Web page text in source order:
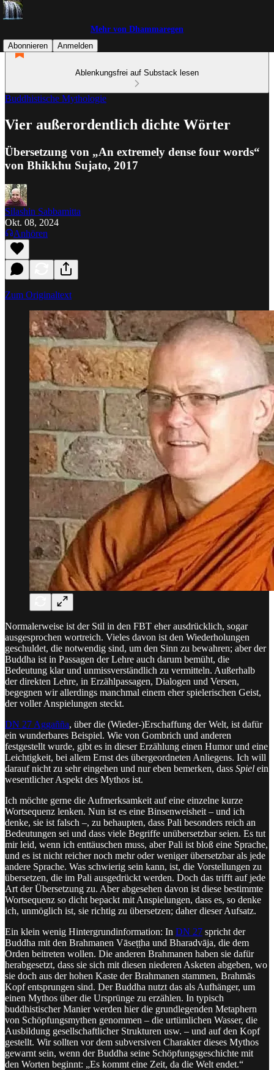
Mehr von Dhammaregen
Abonnieren
Anmelden
Ablenkungsfrei auf Substack lesen
Buddhistische Mythologie
Vier außerordentlich dichte Wörter
Übersetzung von „An extremely dense four words“
von Bhikkhu Sujato, 2017
Silashin Sabbamitta
Okt. 08, 2024
Anhören
Zum Originaltext
Normalerweise ist der Stil in den FBT eher ausdrücklich, sogar
ausgesprochen wortreich. Vieles davon ist den Wiederholungen
geschuldet, die notwendig sind, um den Sinn zu bewahren; aber der
Buddha ist in Passagen der Lehre auch darum bemüht, die
Bedeutung klar und unmissverständlich zu vermitteln. Außerhalb
der direkten Lehre, in Erzählpassagen, Dialogen und Versen,
begegnen wir allerdings manchmal einem eher spielerischen Geist,
der voller Anspielungen steckt.
DN 27 Aggañña, über die (Wieder-)Erschaffung der Welt, ist dafür
ein wunderbares Beispiel. Wie von Gombrich und anderen
festgestellt wurde, gibt es in dieser Erzählung einen Humor und eine
Leichtigkeit, bei allem Ernst des übergeordneten Anliegens. Ich will
darauf nicht zu sehr eingehen und nur eben bemerken, dass Spiel ein
wesentlicher Aspekt des Mythos ist.
Ich möchte gerne die Aufmerksamkeit auf eine einzelne kurze
Wortsequenz lenken. Nun ist es eine Binsenweisheit – und ich
denke, sie ist falsch –, zu behaupten, dass Pali besonders reich an
Bedeutungen sei und dass viele Begriffe unübersetzbar seien. Es tut
mir leid, wenn ich enttäuschen muss, aber Pali ist bloß eine Sprache,
und es ist nicht reicher noch mehr oder weniger übersetzbar als jede
andere Sprache. Was schwierig sein kann, ist, die Vorstellungen zu
übersetzen, die im Pali ausgedrückt werden. Doch das trifft auf jede
Art der Übersetzung zu. Aber abgesehen davon ist diese bestimmte
Wortsequenz so dicht bepackt mit Anspielungen, dass es, so denke
ich, unmöglich ist, sie richtig zu übersetzen; daher dieser Aufsatz.
Ein klein wenig Hintergrundinformation: In DN 27 spricht der
Buddha mit den Brahmanen Vāseṭṭha und Bharadvāja, die dem
Orden beitreten wollen. Die anderen Brahmanen haben sie dafür
herabgesetzt, dass sie sich mit diesen niederen Asketen abgeben, wo
sie doch aus der hohen Kaste der Brahmanen stammen, Brahmās
Kopf entsprungen sind. Der Buddha nutzt das als Aufhänger, um
einen Mythos über die Ursprünge zu erzählen. In typisch
buddhistischer Manier werden hier die grundlegenden Metaphern
von Schöpfungsmythen genommen – die urtümlichen Wasser, die
Ausbildung gesellschaftlicher Strukturen usw. – und auf den Kopf
gestellt. Wir sollten vor dem subversiven Charakter dieses Mythos
gewarnt sein, wenn der Buddha seine Schöpfungsgeschichte mit
den Worten beginnt: „Es kommt eine Zeit, da die Welt endet.“